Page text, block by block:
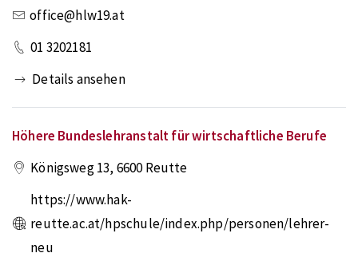
office@hlw19.at
01 3202181
Details ansehen
Höhere Bundeslehranstalt für wirtschaftliche Berufe
Königsweg 13, 6600 Reutte
https://www.hak-
reutte.ac.at/hpschule/index.php/personen/lehrer-
neu